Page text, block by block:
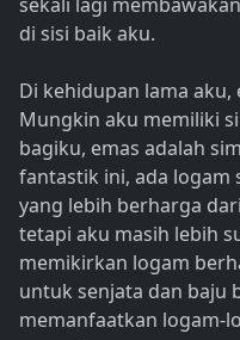
di sisi baik aku.
Di kehidupan lama aku,
Mungkin aku memiliki
bagiku, emas adalah
fantastik ini, ada
yang lebih berharga
tetapi aku masih lebih
memikirkan logam
untuk senjata dan baju
memanfaatkan logam-